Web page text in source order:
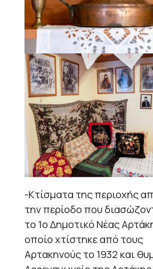
-Κτίσματα της περιοχής
την περίοδο που
το 1ο Δημοτικό Νέας
οποίο χτίστηκε από τους
Αρτακηνούς το 1932 και